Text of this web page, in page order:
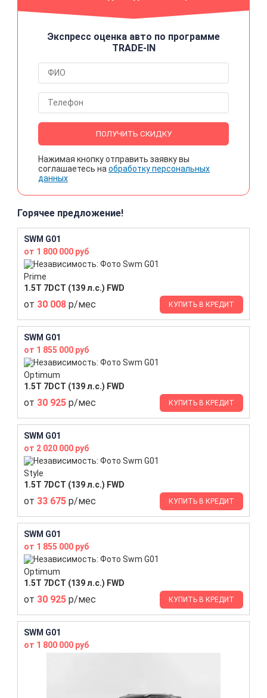
Экспресс оценка авто по программе
TRADE-IN
ПОЛУЧИТЬ СКИДКУ
Нажимая кнопку отправить заявку вы
соглашаетесь на обработку персональных
данных
Горячее предложение!
SWM G01
от 1 800 000 руб
Prime
1.5T 7DCT (139 л.с.) FWD
от 30 008 р/мес КУПИТЬ В КРЕДИТ
SWM G01
от 1 855 000 руб
Optimum
1.5T 7DCT (139 л.с.) FWD
от 30 925 р/мес КУПИТЬ В КРЕДИТ
SWM G01
от 2 020 000 руб
Style
1.5T 7DCT (139 л.с.) FWD
от 33 675 р/мес КУПИТЬ В КРЕДИТ
SWM G01
от 1 855 000 руб
Optimum
1.5T 7DCT (139 л.с.) FWD
от 30 925 р/мес КУПИТЬ В КРЕДИТ
SWM G01
от 1 800 000 руб